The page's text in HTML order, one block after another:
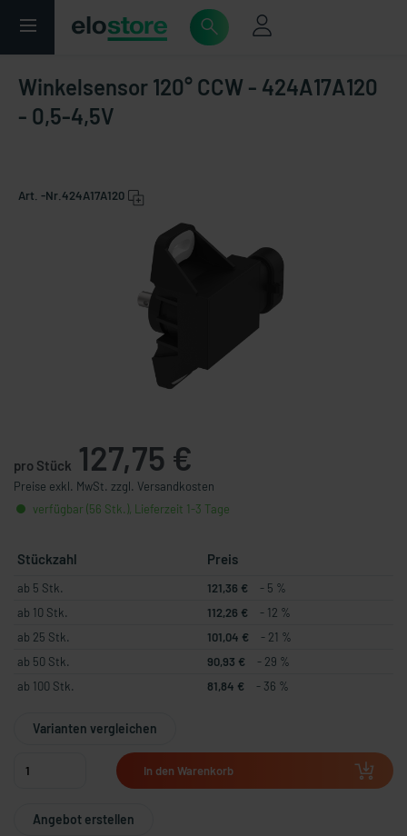
Winkelsensor 120° CCW - 424A17A120
- 0,5-4,5V
Art. -Nr. 424A17A120
pro Stück 127,75 €
Preise exkl. MwSt. zzgl. Versandkosten
verfügbar (56 Stk.), Lieferzeit 1-3 Tage
Stückzahl Preis
ab 5 Stk. 121,36 €
- 5 %
ab 10 Stk.
112,26 €
- 12 %
ab 25 Stk.
101,04 €
- 21 %
ab 50 Stk.
90,93 €
- 29 %
ab 100 Stk.
81,84 € - 36 %
Varianten vergleichen
In den Warenkorb
Angebot erstellen